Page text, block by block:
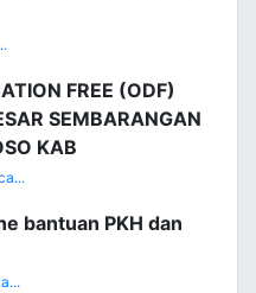
FREE (ODF)
SEMBARANGAN
KAB
bantuan PKH dan